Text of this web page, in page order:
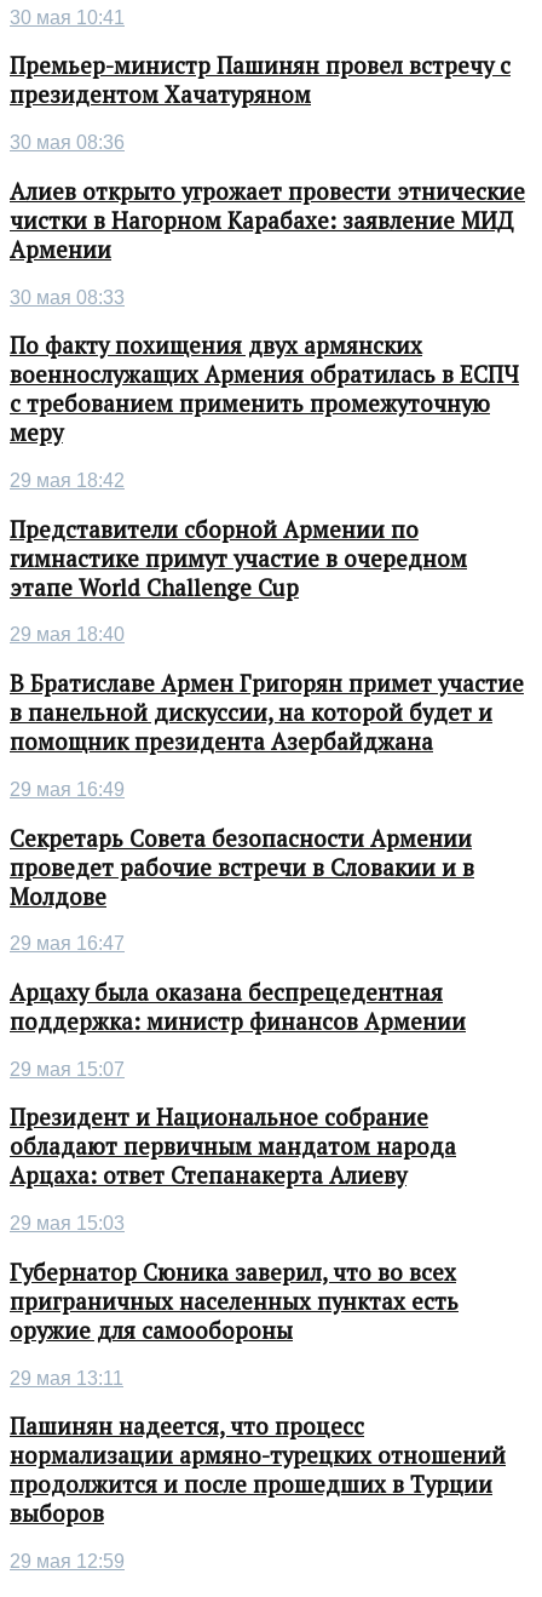
30 мая 10:41
Премьер-министр Пашинян провел встречу с
президентом Хачатуряном
30 мая 08:36
Алиев открыто угрожает провести этнические
чистки в Нагорном Карабахе: заявление МИД
Армении
30 мая 08:33
По факту похищения двух армянских
военнослужащих Армения обратилась в ЕСПЧ
с требованием применить промежуточную
меру
29 мая 18:42
Представители сборной Армении по
гимнастике примут участие в очередном
этапе World Challenge Cup
29 мая 18:40
В Братиславе Армен Григорян примет участие
в панельной дискуссии, на которой будет и
помощник президента Азербайджана
29 мая 16:49
Секретарь Совета безопасности Армении
проведет рабочие встречи в Словакии и в
Молдове
29 мая 16:47
Арцаху была оказана беспрецедентная
поддержка: министр финансов Армении
29 мая 15:07
Президент и Национальное собрание
обладают первичным мандатом народа
Арцаха: ответ Степанакерта Алиеву
29 мая 15:03
Губернатор Сюника заверил, что во всех
приграничных населенных пунктах есть
оружие для самообороны
29 мая 13:11
Пашинян надеется, что процесс
нормализации армяно-турецких отношений
продолжится и после прошедших в Турции
выборов
29 мая 12:59